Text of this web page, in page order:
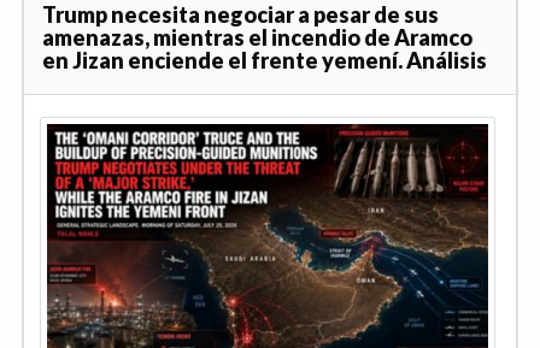
Trump necesita negociar a pesar de sus
amenazas, mientras el incendio de Aramco
en Jizan enciende el frente yemení. Análisis